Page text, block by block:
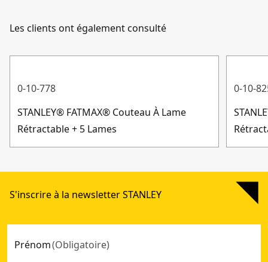
Les clients ont également consulté
0-10-778
STANLEY® FATMAX® Couteau À Lame
Rétractable + 5 Lames
0-10-
S'inscrire à la newsletter STANLEY
Prénom(Obligatoire)